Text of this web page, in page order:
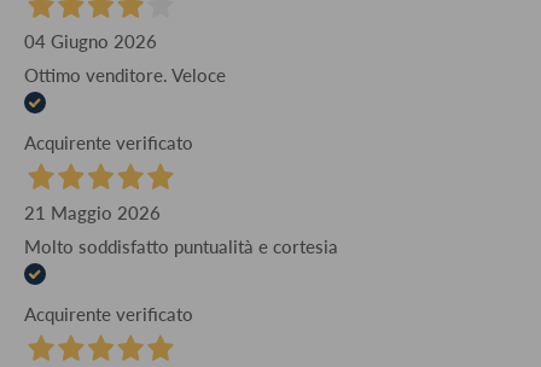
04 Giugno 2026
Ottimo venditore. Veloce
Acquirente verificato
21 Maggio 2026
Molto soddisfatto puntualità e cortesia
Acquirente verificato